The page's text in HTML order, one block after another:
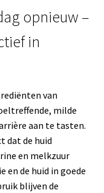
opnieuw –
in
van
milde
aan te tasten.
dat de huid
en melkzuur
en de huid in goede
blijven de